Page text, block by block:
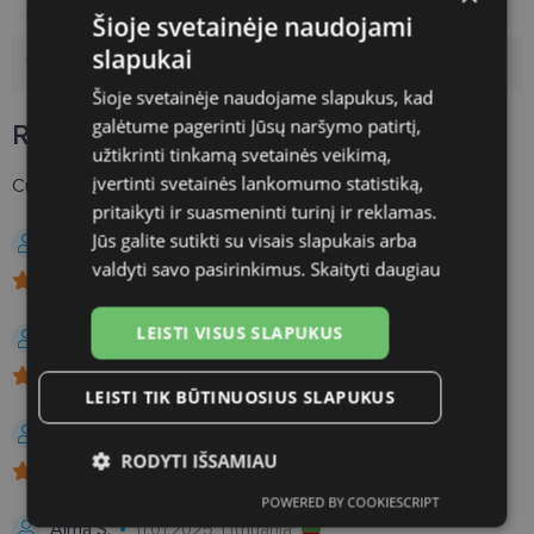
Volume
Reviews4
Customer reviews for Phytodrops refresh4.2
Jelena K. 14.05.2026, Lithuania
24.04.2026, Lithuania
Alma S. 11.01.2025, Lithuania
Šioje svetainėje naudojami
slapukai
Šioje svetainėje naudojame slapukus, kad
galėtume pagerinti Jūsų naršymo patirtį,
užtikrinti tinkamą svetainės veikimą,
įvertinti svetainės lankomumo statistiką,
pritaikyti ir suasmeninti turinį ir reklamas.
Jūs galite sutikti su visais slapukais arba
valdyti savo pasirinkimus. Skaityti daugiau
LEISTI VISUS SLAPUKUS
LEISTI TIK BŪTINUOSIUS SLAPUKUS
RODYTI IŠSAMIAU
Statistikos
Rinkodaros
POWERED BY COOKIESCRIPT